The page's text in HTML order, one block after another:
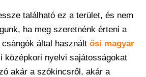
található ez a terület, és nem
ha meg szeretnénk érteni a
által használt ősi magyar
középkori nyelvi sajátosságokat
akár a szókincsről, akár a